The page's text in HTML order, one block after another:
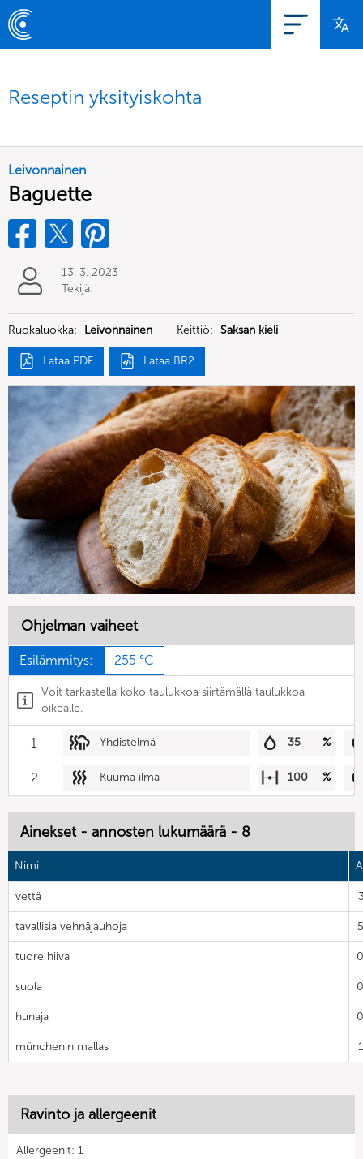
Reseptin yksityiskohta
Leivonnainen
Baguette
13. 3. 2023
Tekijä:
Ruokaluokka: Leivonnainen Keittiö: Saksan kieli
Lataa PDF Lataa BR2
Ohjelman vaiheet
Esilämmitys: 255 °C
Voit tarkastella koko taulukkoa siirtämällä taulukkoa
oikealle.
1 Yhdistelmä 35 %
2 Kuuma ilma 100 %
Ainekset - annosten lukumäärä - 8
Nimi
vettä
tavallisia vehnäjauhoja
tuore hiiva
suola
hunaja
münchenin mallas
Ravinto ja allergeenit
Allergeenit: 1